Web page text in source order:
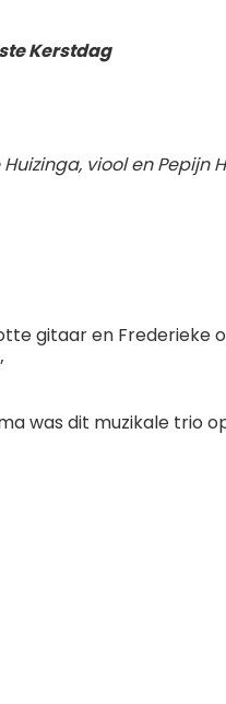
Kerstdag
viool en Pepijn
gitaar en Frederieke
was dit muzikale trio